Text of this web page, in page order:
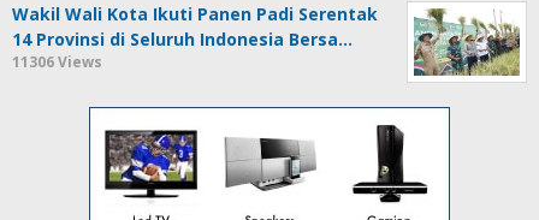
Wakil Wali Kota Ikuti Panen Padi Serentak
14 Provinsi di Seluruh Indonesia Bersa…
11306 Views